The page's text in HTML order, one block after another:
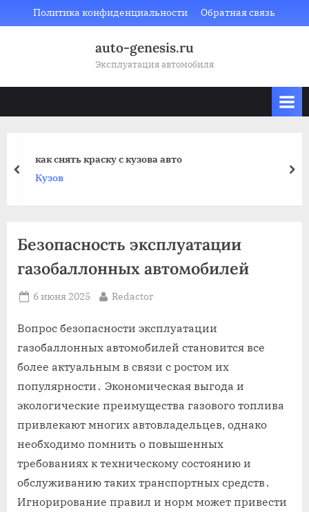
to
Политика конфиденциальности Обратная связь
auto-genesis.ru
Эксплуатация автомобиля
как снять краску с кузова авто
Кузов
prev
Безопасность эксплуатации
газобаллонных автомобилей
Posted
6 июня 2025 By
Redactor
Вопрос безопасности эксплуатации
газобаллонных автомобилей становится все
более актуальным в связи с ростом их
популярности․ Экономическая выгода и
экологические преимущества газового топлива
привлекают многих автовладельцев, однако
необходимо помнить о повышенных
требованиях к техническому состоянию и
обслуживанию таких транспортных средств․
Игнорирование правил и норм может привести